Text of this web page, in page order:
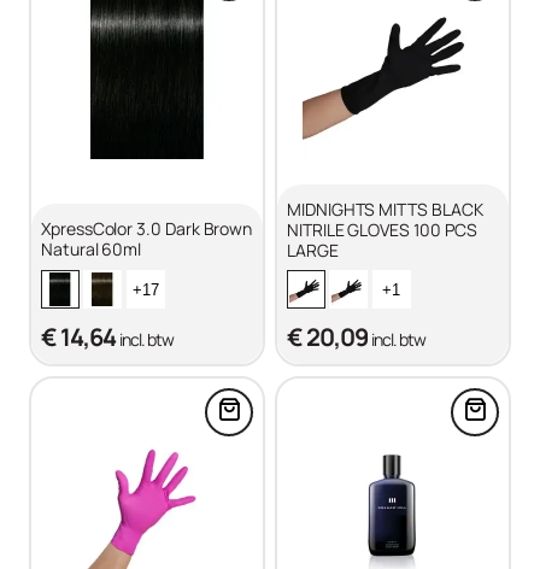
XpressColor 3.0 Dark Brown
Natural 60ml
+17
€ 14,64incl. btw
MIDNIGHTS MITTS BLACK
NITRILE GLOVES 100 PCS
LARGE
+1
€ 20,09 incl. btw
Voeg FRAMAR PINK PAWSVoeg